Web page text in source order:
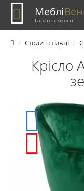
Меблі
Гарантія якості
Столи і стільці
Крісло